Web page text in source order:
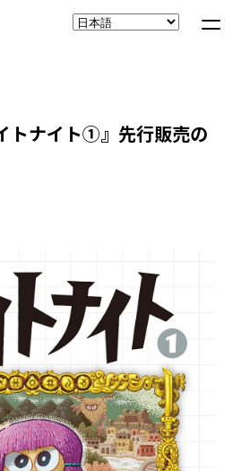
トナイト①』先行販売の